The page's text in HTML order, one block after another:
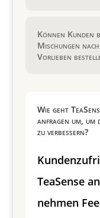
Können Kunden
Mischungen
Vorlieben
Wie geht
anfragen um,
zu verbessern?
TeaSense
nehmen